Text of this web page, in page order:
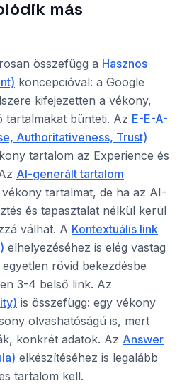
más
összefügg a Hasznos
koncepcióval: a Google
kifejezetten a vékony,
tartalmakat bünteti. Az E-E-A-
Authoritativeness, Trust)
tartalom az Experience és
AI-generált tartalom
tartalmat, de ha az AI-
és tapasztalat nélkül kerül
válhat. A Kontextuális link
elhelyezéséhez is elég vastag
rövid bekezdésbe
3-4 belső link. Az
is összefügg: egy vékony
olvashatóságú is, mert
konkrét adatok. Az Answer
elkészítéséhez is legalább
tartalom kell.